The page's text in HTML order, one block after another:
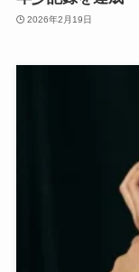
2026年2月19日